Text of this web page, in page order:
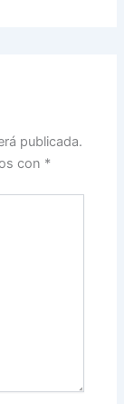
publicada.
con *